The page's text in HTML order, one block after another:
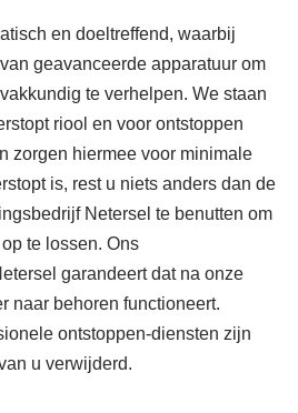
en doeltreffend, waarbij
geavanceerde apparatuur om
te verhelpen. We staan
riool en voor ontstoppen
zorgen hiermee voor minimale
is, rest u niets anders dan de
Netersel te benutten om
te lossen. Ons
garandeert dat na onze
naar behoren functioneert.
ontstoppen-diensten zijn
u verwijderd.